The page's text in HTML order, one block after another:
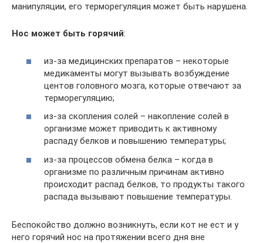
манипуляции, его терморегуляция может быть нарушена.
Нос может быть горячий:
из-за медицинских препаратов – некоторые
медикаменты могут вызывать возбуждение
центов головного мозга, которые отвечают за
терморегуляцию;
из-за скопления солей – накопление солей в
организме может приводить к активному
распаду белков и повышению температуры;
из-за процессов обмена белка – когда в
организме по различным причинам активно
происходит распад белков, то продукты такого
распада вызывают повышение температуры.
Беспокойство должно возникнуть, если кот не ест и у
него горячий нос на протяжении всего дня вне